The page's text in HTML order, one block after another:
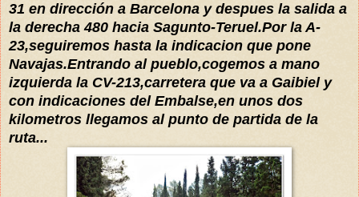
31 en dirección a Barcelona y despues la salida a
la derecha 480 hacia Sagunto-Teruel.Por la A-
23,seguiremos hasta la indicacion que pone
Navajas.Entrando al pueblo,cogemos a mano
izquierda la CV-213,carretera que va a Gaibiel y
con indicaciones del Embalse,en unos dos
kilometros llegamos al punto de partida de la
ruta...